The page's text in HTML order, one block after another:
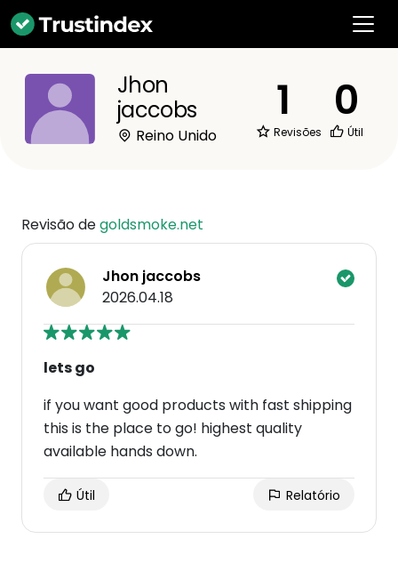
Jhon
jaccobs
Reino Unido
1
Revisões
0
Útil
Revisão degoldsmoke.net
Jhon jaccobs
2026.04.18
lets go
if you want good products with fast shipping
this is the place to go! highest quality
available hands down.
Útil Relatório